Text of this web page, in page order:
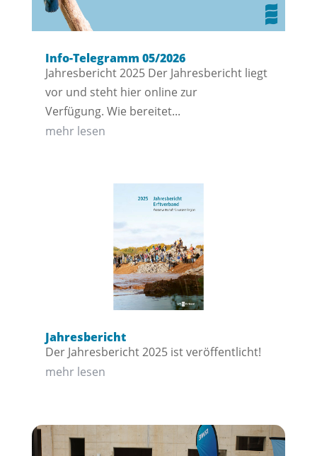
Info-Telegramm 05/2026
Jahresbericht 2025 Der Jahresbericht liegt
vor und steht hier online zur
Verfügung. Wie bereitet...
mehr lesen
Jahresbericht
Der Jahresbericht 2025 ist veröffentlicht!
mehr lesen